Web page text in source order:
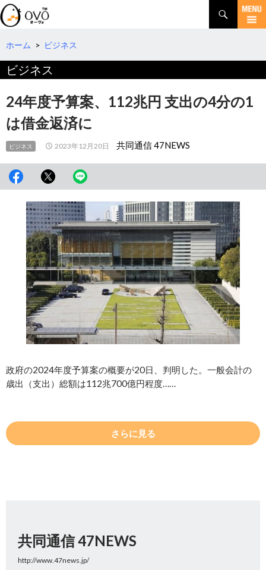
検
索
コ
テ
へ
動
ホーム > ビジネス
ビジネス
24年度予算案、112兆円 支出の4分の1
は借金返済に
ビジネス 2023年12月20日 共同通信 47NEWS
政府の2024年度予算案の概要が20日、判明した。一般会計の
歳出（支出）総額は112兆700億円程度……
さらに見る
共同通信 47NEWS
http://www.47news.jp/